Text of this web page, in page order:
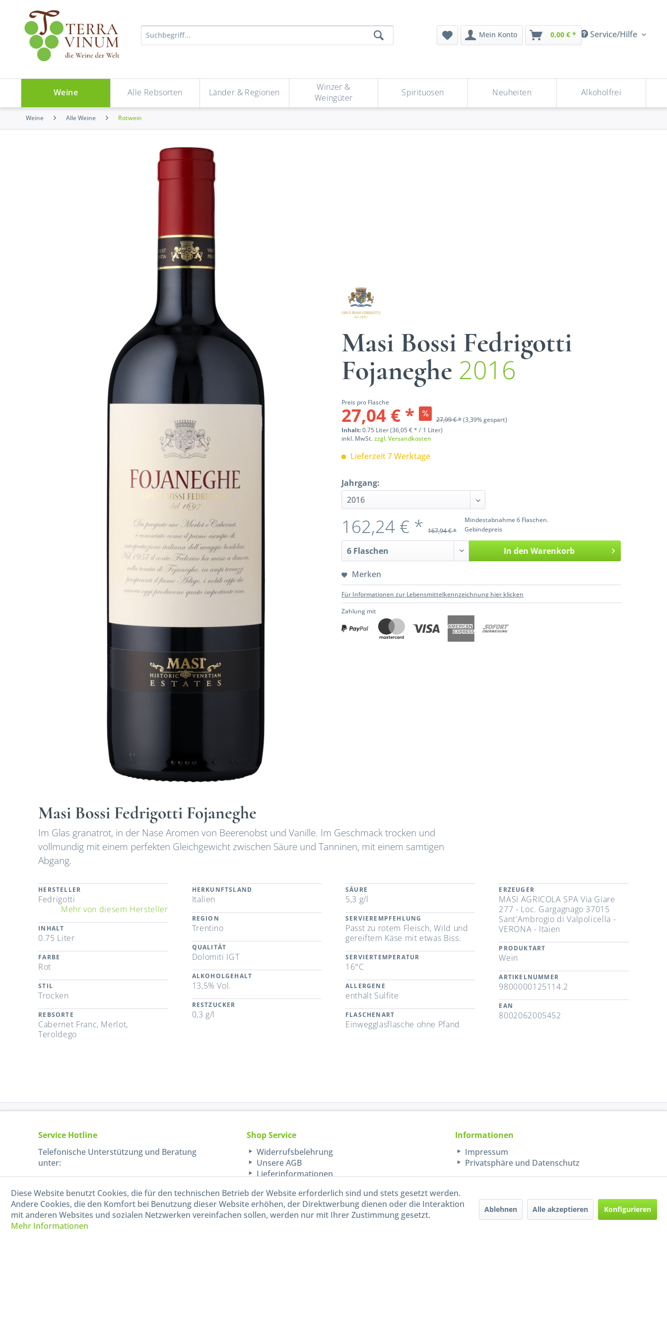
Service/Hilfe
Mein Konto 0,00 € *
Weine Alle Rebsorten Länder & Regionen
Winzer &
Weingüter
Spirituosen Neuheiten Alkoholfrei
Weine Alle Weine Rotwein
Masi Bossi Fedrigotti
Fojaneghe 2016
Preis pro Flasche
27,04 € * 27,99 € *(3,39% gespart)
Inhalt:0.75 Liter (36,05 € * / 1 Liter)
inkl. MwSt.zzgl. Versandkosten
Lieferzeit 7 Werktage
Jahrgang:
Mindestabnahme 6 Flaschen.
Gebindepreis
162,24 € * 167,94 € *
In den Warenkorb
Merken
Für Informationen zur Lebensmittelkennzeichnung hier klicken
Zahlung mit
Masi Bossi Fedrigotti Fojaneghe
Im Glas granatrot, in der Nase Aromen von Beerenobst und Vanille. Im Geschmack trocken und
vollmundig mit einem perfekten Gleichgewicht zwischen Säure und Tanninen, mit einem samtigen
Abgang.
HERSTELLER
Fedrigotti
Mehr von diesem Hersteller
INHALT
0.75 Liter
FARBE
Rot
STIL
Trocken
REBSORTE
Cabernet Franc, Merlot,
Teroldego
HERKUNFTSLAND
Italien
REGION
Trentino
QUALITÄT
Dolomiti IGT
ALKOHOLGEHALT
13,5% Vol.
RESTZUCKER
0,3 g/l
SÄURE
5,3 g/l
SERVIEREMPFEHLUNG
Passt zu rotem Fleisch, Wild und
gereiftem Käse mit etwas Biss.
SERVIERTEMPERATUR
16°C
ALLERGENE
enthält Sulfite
FLASCHENART
Einwegglasflasche ohne Pfand
ERZEUGER
MASI AGRICOLA SPA Via Giare
277 - Loc. Gargagnago 37015
Sant'Ambrogio di Valpolicella -
VERONA - Itaien
PRODUKTART
Wein
ARTIKELNUMMER
9800000125114.2
EAN
8002062005452
Service Hotline
Telefonische Unterstützung und Beratung
unter:
040-880 99 770
Mo-Fr, 09:00 - 15:00 Uhr
Shop Service
Widerrufsbelehrung
Unsere AGB
Lieferinformationen
Informationen
Impressum
Privatsphäre und Datenschutz
Diese Website benutzt Cookies, die für den technischen Betrieb der Website erforderlich sind und stets gesetzt werden.
Andere Cookies, die den Komfort bei Benutzung dieser Website erhöhen, der Direktwerbung dienen oder die Interaktion
mit anderen Websites und sozialen Netzwerken vereinfachen sollen, werden nur mit Ihrer Zustimmung gesetzt.
Mehr Informationen
Ablehnen Alle akzeptieren Konfigurieren